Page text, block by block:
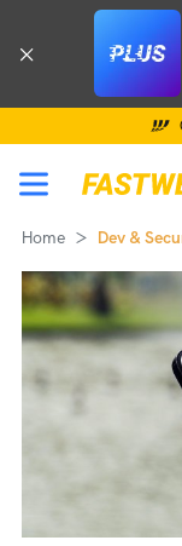
Home Dev &